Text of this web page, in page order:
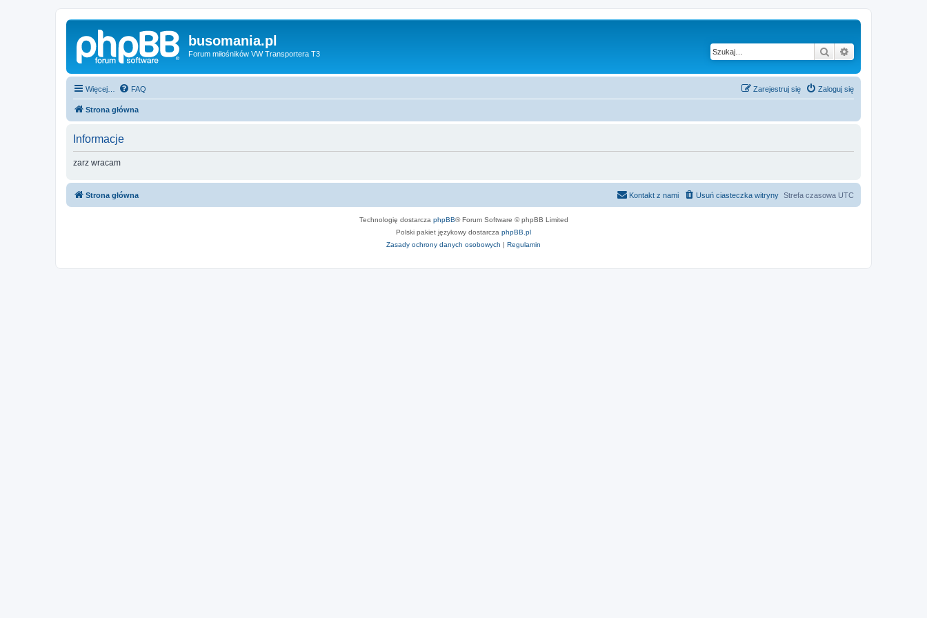
busomania.pl
Forum miłośników VW Transportera T3 Szukaj
Więcej… FAQ Zaloguj się
Zarejestruj się
Strona główna
Informacje
zarz wracam
Strona główna Strefa czasowa UTC
Usuń ciasteczka witryny
Kontakt z nami
Technologię dostarcza phpBB® Forum Software © phpBB Limited
Polski pakiet językowy dostarcza phpBB.pl
Zasady ochrony danych osobowych | Regulamin